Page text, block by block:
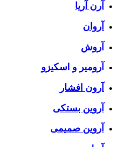
آرن آریا
آروان
آروش
آرومیر و اسکیزو
آرون افشار
آروین بستکی
آروین صمیمی